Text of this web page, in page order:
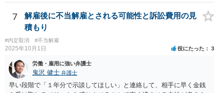
われますので、結果的には訴えてこないと思われます。 相手の男性か
らのメッセージには、脅迫的な言動で関係を継続させようとの意図も
うかがわれますので、早めに警察にご相談することをお勧めします。
7
解雇後に不当解雇とされる可能性と訴訟費用の見
積もり
#内定取消 #不当解雇
2025年10月1日 役にたった 3
労働・雇用に強い弁護士
鬼沢 健士 弁護士
早い段階で「１年分で示談してほしい」と連絡して、相手に早く金銭